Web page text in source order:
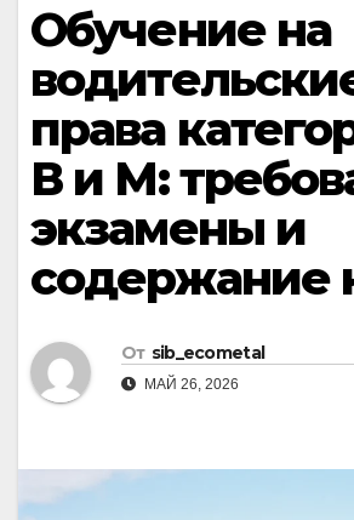
Обучение на
права
В и М:
экзамены и
содержание
От sib_ecometal
МАЙ 26, 2026